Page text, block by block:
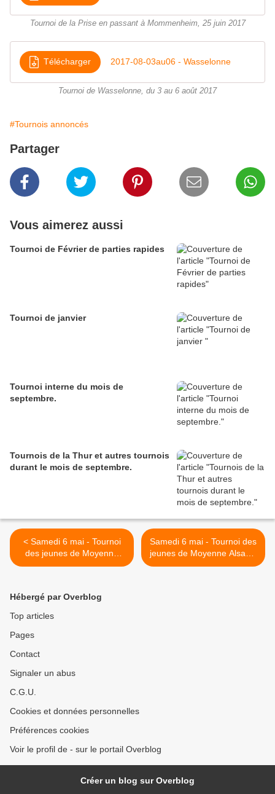
Tournoi de la Prise en passant à Mommenheim, 25 juin 2017
Télécharger 2017-08-03au06 - Wasselonne
Tournoi de Wasselonne, du 3 au 6 août 2017
#Tournois annoncés
Partager
Vous aimerez aussi
Tournoi de Février de parties rapides
Tournoi de janvier
Tournoi interne du mois de
septembre.
Tournois de la Thur et autres tournois
durant le mois de septembre.
< Samedi 6 mai - Tournoi
des jeunes de Moyenne
Alsace, 2e épisode à
Samedi 6 mai - Tournoi des
jeunes de Moyenne Alsace,
2e épisode à Colmar >
Hébergé par Overblog
Top articles
Pages
Contact
Signaler un abus
C.G.U.
Cookies et données personnelles
Préférences cookies
Voir le profil de - sur le portail Overblog
Créer un blog sur Overblog